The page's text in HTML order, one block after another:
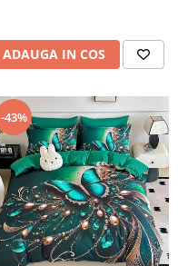
ADAUGA IN COS
-43%